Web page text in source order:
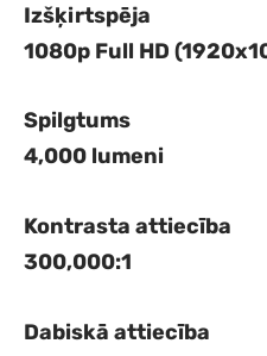
Izšķirtspēja
1080p Full HD
Spilgtums
4,000 lumeni
Kontrasta attiecība
300,000:1
Dabiskā attiecība